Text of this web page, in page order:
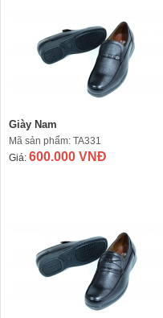
Giày Nam
Mã sản phẩm: TA331
Giá: 600.000 VNĐ